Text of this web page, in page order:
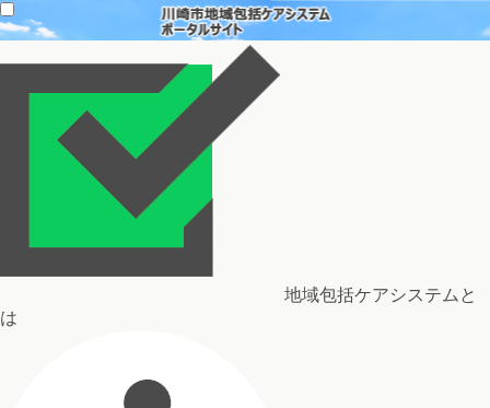
地域包括ケアシステムと
は